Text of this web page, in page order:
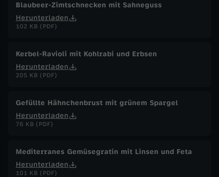
Blaubeer-Zimtschnecken mit Sahneguss
Herunterladen
102 KB (PDF)
Kerbel-Ravioli mit Kohlrabi und Erbsen
Herunterladen
205 KB (PDF)
Gefüllte Hähnchenbrust mit grünem Spargel
Herunterladen
76 KB (PDF)
Mediterranes Gemüsegratin mit Linsen und Feta
Herunterladen
101 KB (PDF)